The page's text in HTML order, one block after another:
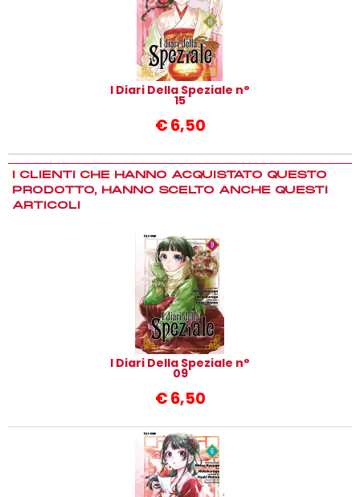
I Diari Della Speziale n°
15
€6,50
I CLIENTI CHE HANNO ACQUISTATO QUESTO
PRODOTTO, HANNO SCELTO ANCHE QUESTI
ARTICOLI
I Diari Della Speziale n°
09
€6,50